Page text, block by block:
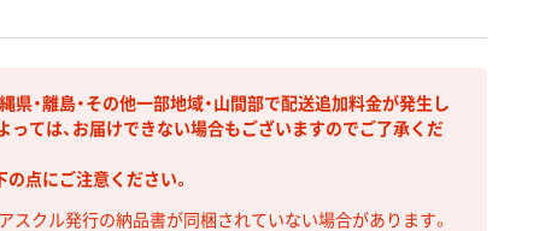
県・離島・その他一部地域・山間部で配送追加料金が発生し
っては、お届けできない場合もございますのでご了承くだ
の点にご注意ください。
スクル発行の納品書が同梱されていない場合があります。